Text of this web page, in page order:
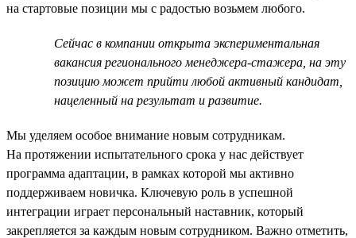
на стартовые позиции мы с радостью возьмем любого.
Сейчас в компании открыта экспериментальная
вакансия регионального менеджера-стажера, на эту
позицию может прийти любой активный кандидат,
нацеленный на результат и развитие.
Мы уделяем особое внимание новым сотрудникам.
На протяжении испытательного срока у нас действует
программа адаптации, в рамках которой мы активно
поддерживаем новичка. Ключевую роль в успешной
интеграции играет персональный наставник, который
закрепляется за каждым новым сотрудником. Важно отметить,